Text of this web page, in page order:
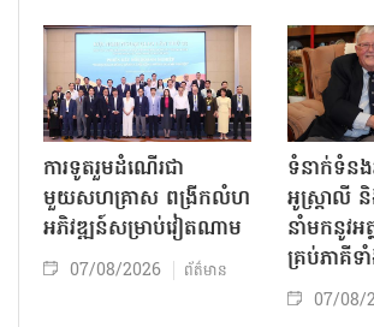
ការទូតរួមដំណើរជា
មួយសហគ្រាស ពង្រីកលំហ
អភិវឌ្ឍន៍សម្រាប់វៀតណាម
07/08/2026 ព័ត៌មាន
ទំនាក់ទំនង
អូស្ត្រាលី
នាំមកនូវ
គ្រប់ភាគី
07/08/